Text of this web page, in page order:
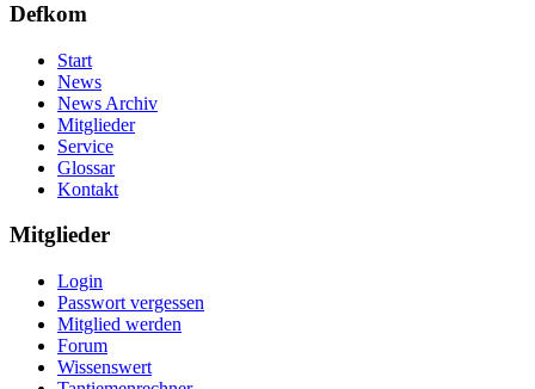
Defkom
Start
News
News Archiv
Mitglieder
Service
Glossar
Kontakt
Mitglieder
Login
Passwort vergessen
Mitglied werden
Forum
Wissenswert